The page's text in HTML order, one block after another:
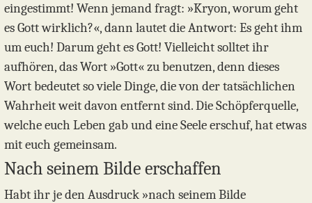
eingestimmt! Wenn jemand fragt: »Kryon, worum geht
es Gott wirklich?«, dann lautet die Antwort: Es geht ihm
um euch! Darum geht es Gott! Vielleicht solltet ihr
aufhören, das Wort »Gott« zu benutzen, denn dieses
Wort bedeutet so viele Dinge, die von der tatsächlichen
Wahrheit weit davon entfernt sind. Die Schöpferquelle,
welche euch Leben gab und eine Seele erschuf, hat etwas
mit euch gemeinsam.
Nach seinem Bilde erschaffen
Habt ihr je den Ausdruck »nach seinem Bilde